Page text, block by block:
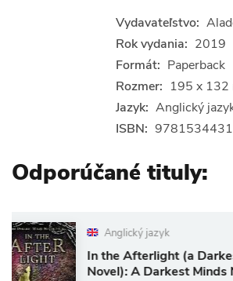
Vydavateľstvo:
Rok vydania: 2019
Formát: Paperback
Rozmer: 195 x 132
Jazyk: Anglický
ISBN:
Odporúčané tituly:
Anglický jazyk
In the Afterlight (a Darkest Minds
Novel): A Darkest Minds Novel